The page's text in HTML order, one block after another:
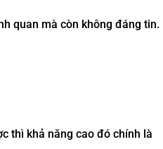
quan mà còn không đáng tin.
thì khả năng cao đó chính là